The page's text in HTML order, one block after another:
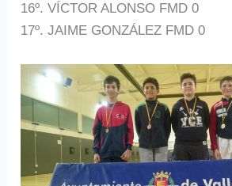
16º. VÍCTOR ALONSO FMD 0
17º. JAIME GONZÁLEZ FMD 0